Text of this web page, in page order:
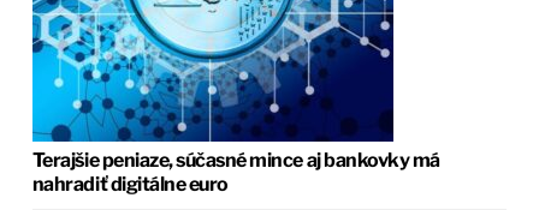
Terajšie peniaze, súčasné mince aj bankovky má
nahradiť digitálne euro